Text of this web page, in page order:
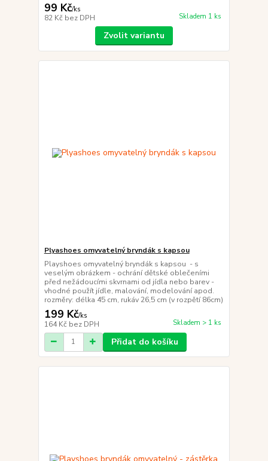
99 Kč/ks
82 Kč bez DPH Skladem 1 ks
Zvolit variantu
Plyashoes omyvatelný bryndák s kapsou
Playshoes omyvatelný bryndák s kapsou - s
veselým obrázkem - ochrání dětské oblečeními
před nežádoucími skvrnami od jídla nebo barev -
vhodné použít jídle, malování, modelování apod.
rozměry: délka 45 cm, rukáv 26,5 cm (v rozpětí 86cm)
199 Kč/ks
164 Kč bez DPH Skladem > 1 ks
Přidat do košíku